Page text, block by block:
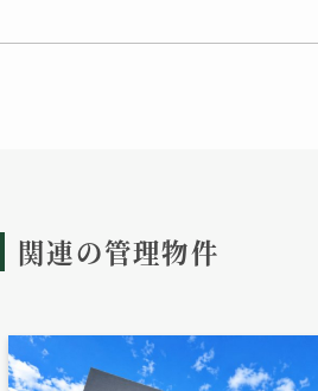
関連の管理物件